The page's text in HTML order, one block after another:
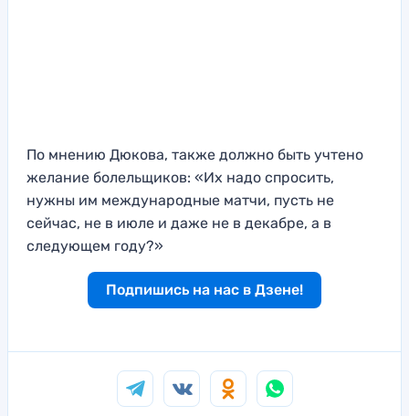
По мнению Дюкова, также должно быть учтено
желание болельщиков: «Их надо спросить,
нужны им международные матчи, пусть не
сейчас, не в июле и даже не в декабре, а в
следующем году?»
Подпишись на нас в Дзене!